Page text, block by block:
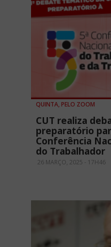
QUINTA, PELO ZOOM
CUT realiza
preparatório
Conferência
do Trabalhador
26 MARÇO, 2025 - 17H46